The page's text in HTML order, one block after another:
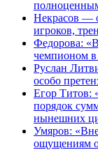
Некрасов —
игроков,
Федорова:
чемпионом в
Руслан
особо
Егор Титов:
порядок
нынешних
Умяров:
ощущениям